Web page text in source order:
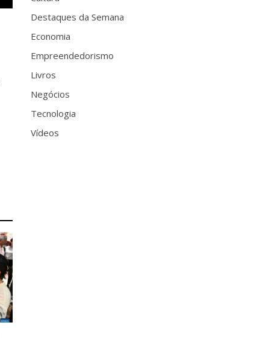
Destaques da Semana
Economia
Empreendedorismo
Livros
Negócios
Tecnologia
Vídeos